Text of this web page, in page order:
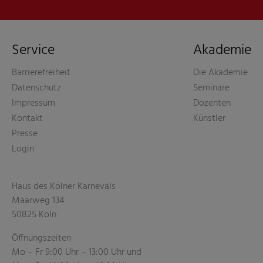
Service
Barrierefreiheit
Datenschutz
Impressum
Kontakt
Presse
Login
Akademie
Die Akademie
Seminare
Dozenten
Künstler
Haus des Kölner Karnevals
Maarweg 134
50825 Köln
Öffnungszeiten
Mo – Fr 9:00 Uhr – 13:00 Uhr und